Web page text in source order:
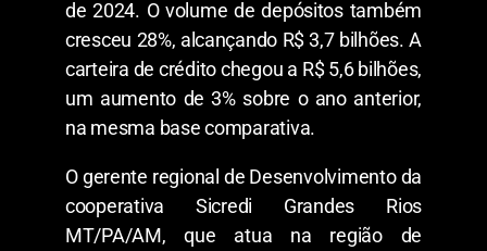
de 2024. O volume de depósitos também
cresceu 28%, alcançando R$ 3,7 bilhões. A
carteira de crédito chegou a R$ 5,6 bilhões,
um aumento de 3% sobre o ano anterior,
na mesma base comparativa.
O gerente regional de Desenvolvimento da
cooperativa Sicredi Grandes Rios
MT/PA/AM, que atua na região de